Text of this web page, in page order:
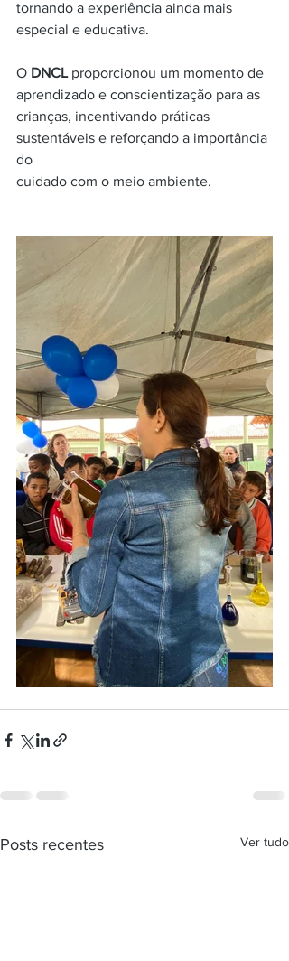
tornando a experiência ainda mais
especial e educativa.
O DNCL proporcionou um momento de
aprendizado e conscientização para as
crianças, incentivando práticas
sustentáveis e reforçando a importância
do
cuidado com o meio ambiente.
Posts recentes Ver tudo